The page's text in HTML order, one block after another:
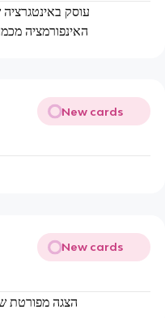
עוסק
האינפורמציה
New cards
New cards
הצגה מפורטת